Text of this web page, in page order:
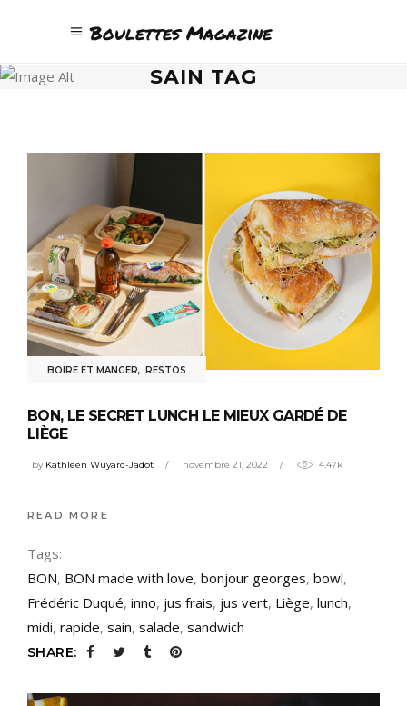
Boulettes Magazine
SAIN TAG
BOIRE ET MANGER, RESTOS
BON, LE SECRET LUNCH LE MIEUX GARDÉ DE
LIÈGE
by Kathleen Wuyard-Jadot novembre 21, 2022 4.47k
READ MORE
Tags:
BON, BON made with love, bonjour georges, bowl,
Frédéric Duqué, inno, jus frais, jus vert, Liège, lunch,
midi, rapide, sain, salade, sandwich
SHARE: